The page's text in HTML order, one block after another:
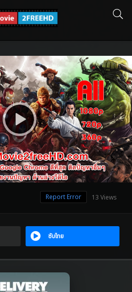
13 Views
Report Error
ซับไทย